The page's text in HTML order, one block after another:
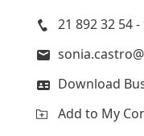
21 892 32 54
Download
Add to My